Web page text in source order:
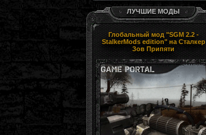
ЛУЧШИЕ МОДЫ
Глобальный мод "SGM 2.2 -
StalkerMods edition" на Сталкер
Зов Припяти